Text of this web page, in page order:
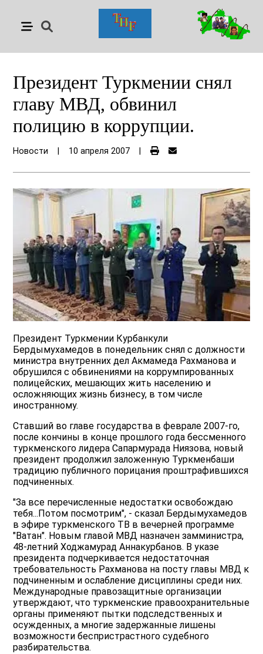
Президент Туркмении снял
главу МВД, обвинил
полицию в коррупции.
Новости 10 апреля 2007
Президент Туркмении Курбанкули
Бердымухамедов в понедельник снял с должности
министра внутренних дел Акмамеда Рахманова и
обрушился с обвинениями на коррумпированных
полицейских, мешающих жить населению и
осложняющих жизнь бизнесу, в том числе
иностранному.
Ставший во главе государства в феврале 2007-го,
после кончины в конце прошлого года бессменного
туркменского лидера Сапармурада Ниязова, новый
президент продолжил заложенную Туркменбаши
традицию публичного порицания проштрафившихся
подчиненных.
"За все перечисленные недостатки освобождаю
тебя...Потом посмотрим", - сказал Бердымухамедов
в эфире туркменского ТВ в вечерней программе
"Ватан". Новым главой МВД назначен замминистра,
48-летний Ходжамурад Аннакурбанов. В указе
президента подчеркивается недостаточная
требовательность Рахманова на посту главы МВД к
подчиненным и ослабление дисциплины среди них.
Международные правозащитные организации
утверждают, что туркменские правоохранительные
органы применяют пытки подследственных и
осужденных, а многие задержанные лишены
возможности беспристрастного судебного
разбирательства.